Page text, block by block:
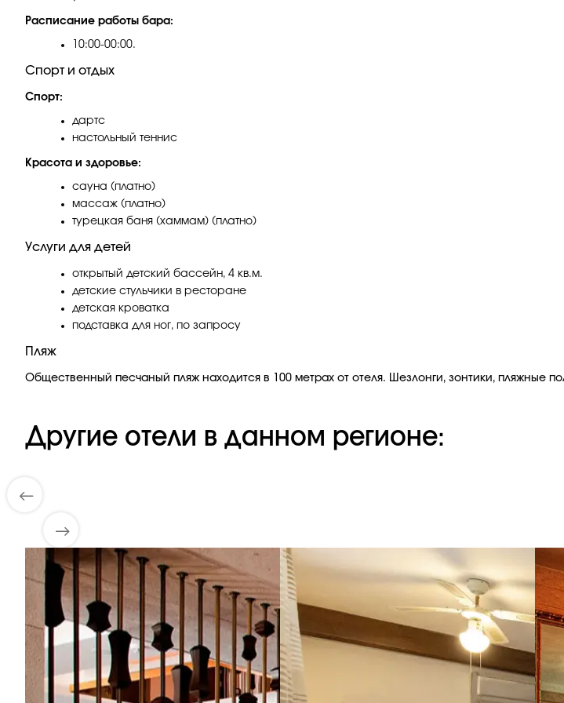
Расписание работы бара:
10:00-00:00.
Спорт и отдых
Спорт:
дартс
настольный теннис
Красота и здоровье:
сауна (платно)
массаж (платно)
турецкая баня (хаммам) (платно)
Услуги для детей
открытый детский бассейн, 4 кв.м.
детские стульчики в ресторане
детская кроватка
подставка для ног, по запросу
Пляж
Общественный песчаный пляж находится в 100 метрах от отеля. Шезлонги, зонтики, пляжные
Другие отели в данном регионе: